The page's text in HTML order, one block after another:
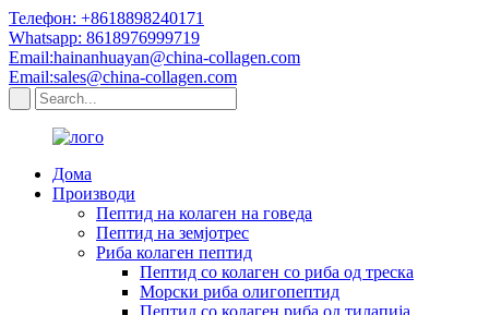
Телефон: +8618898240171
Whatsapp: 8618976999719
Email:hainanhuayan@china-collagen.com
Email:sales@china-collagen.com
Дома
Производи
Пептид на колаген на говеда
Пептид на земјотрес
Риба колаген пептид
Пептид со колаген со риба од треска
Морски риба олигопептид
Пептид со колаген риба од тилапија